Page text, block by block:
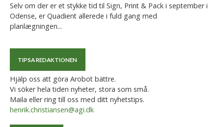
Selv om der er et stykke tid til Sign, Print & Pack i september i
Odense, er Quadient allerede i fuld gang med
planlægningen...
TIPSA REDAKTIONEN
Hjälp oss att göra Arobot bättre.
Vi söker hela tiden nyheter, stora som små.
Maila eller ring till oss med ditt nyhetstips.
henrik.christiansen@agi.dk